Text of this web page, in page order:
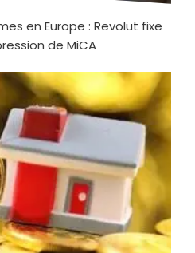
en Europe : Revolut fixe
de MiCA